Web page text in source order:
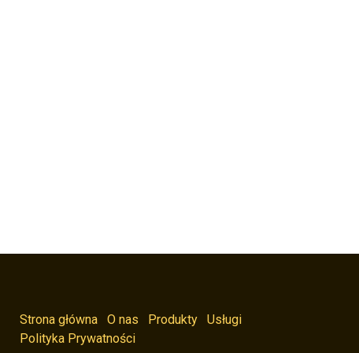
Strona główna O nas Produkty
Usługi
Polityka Prywatności